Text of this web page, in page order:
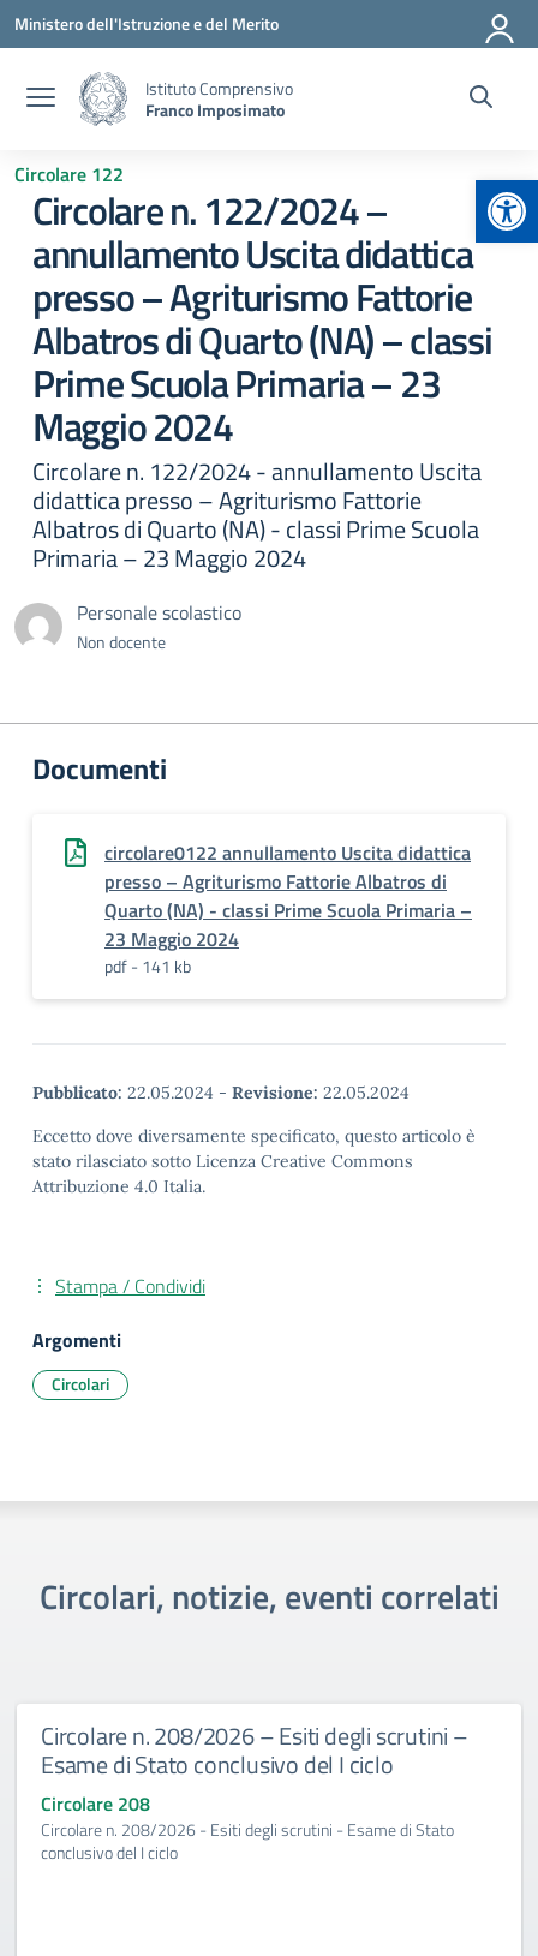
Vai ai contenuti
Vai al menu di navigazione
Vai al footer
Ministero dell'Istruzione e del Merito
Istituto Comprensivo
Franco Imposimato
Circolare 122
Circolare n. 122/2024 –
annullamento Uscita didattica
presso – Agriturismo Fattorie
Albatros di Quarto (NA) – classi
Prime Scuola Primaria – 23
Maggio 2024
Circolare n. 122/2024 - annullamento Uscita
didattica presso – Agriturismo Fattorie
Albatros di Quarto (NA) - classi Prime Scuola
Primaria – 23 Maggio 2024
Personale scolastico
Non docente
Documenti
circolare0122 annullamento Uscita didattica
presso – Agriturismo Fattorie Albatros di
Quarto (NA) - classi Prime Scuola Primaria –
23 Maggio 2024
pdf - 141 kb
Pubblicato: 22.05.2024 - Revisione: 22.05.2024
Eccetto dove diversamente specificato, questo articolo è
stato rilasciato sotto Licenza Creative Commons
Attribuzione 4.0 Italia.
Stampa / Condividi
Argomenti
Circolari
Circolari, notizie, eventi correlati
Circolare n. 208/2026 – Esiti degli scrutini –
Esame di Stato conclusivo del I ciclo
Circolare 208
Circolare n. 208/2026 - Esiti degli scrutini - Esame di Stato
conclusivo del I ciclo